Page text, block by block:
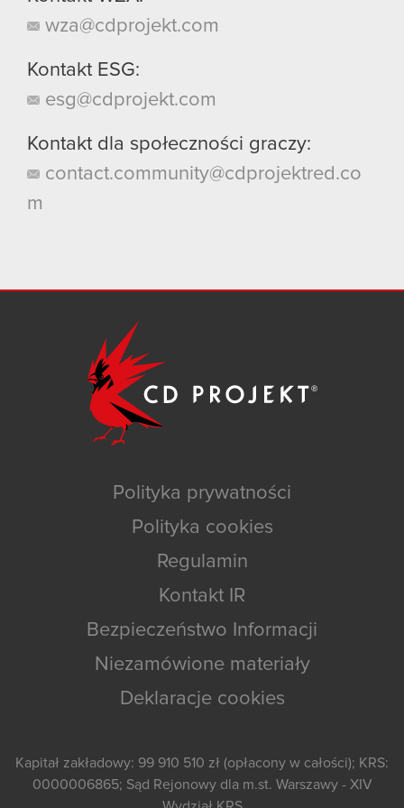
wza@cdprojekt.com
Kontakt ESG:
esg@cdprojekt.com
Kontakt dla społeczności graczy:
contact.community@cdprojektred.co
m
Polityka prywatności
Polityka cookies
Regulamin
Kontakt IR
Bezpieczeństwo Informacji
Niezamówione materiały
Deklaracje cookies
Kapitał zakładowy: 99 910 510 zł (opłacony w całości); KRS:
0000006865; Sąd Rejonowy dla m.st. Warszawy - XIV